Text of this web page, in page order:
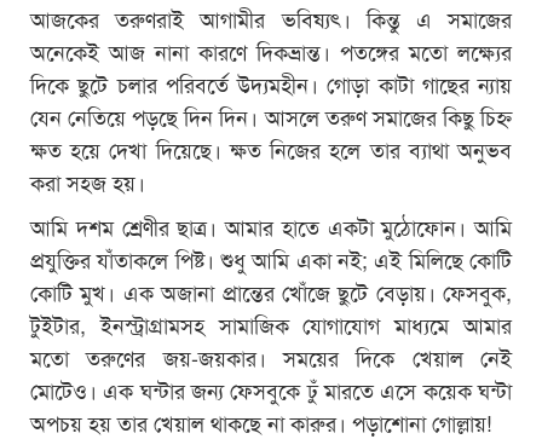
আজকের তরুণরাই আগামীর ভবিষ্যৎ। কিন্তু এ সমাজের
অনেকেই আজ নানা কারণে দিকভ্রান্ত। পতঙ্গের মতো লক্ষ্যের
দিকে ছুটে চলার পরিবর্তে উদ্যমহীন। গোড়া কাটা গাছের ন্যায়
যেন নেতিয়ে পড়ছে দিন দিন। আসলে তরুণ সমাজের কিছু চিহ্ন
ক্ষত হয়ে দেখা দিয়েছে। ক্ষত নিজের হলে তার ব্যাথা অনুভব
করা সহজ হয়।
আমি দশম শ্রেণীর ছাত্র। আমার হাতে একটা মুঠোফোন। আমি
প্রযুক্তির যাঁতাকলে পিষ্ট। শুধু আমি একা নই; এই মিলিছে কোটি
কোটি মুখ। এক অজানা প্রান্তের খোঁজে ছুটে বেড়ায়। ফেসবুক,
টুইটার, ইনস্ট্রাগ্রামসহ সামাজিক যোগাযোগ মাধ্যমে আমার
মতো তরুণের জয়-জয়কার। সময়ের দিকে খেয়াল নেই
মোটেও। এক ঘন্টার জন্য ফেসবুকে ঢুঁ মারতে এসে কয়েক ঘন্টা
অপচয় হয় তার খেয়াল থাকছে না কারুর। পড়াশোনা গোল্লায়!